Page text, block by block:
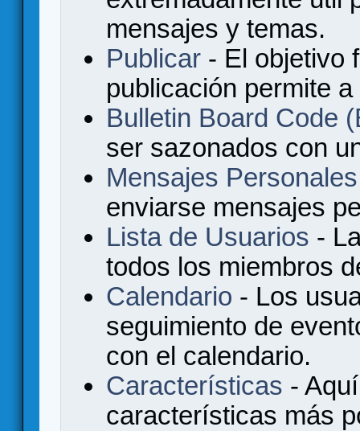
mensajes y temas.
Publicar - El objetivo
publicación permite
Bulletin Board Code
ser sazonados con
Mensajes Personales
enviarse mensajes
Lista de Usuarios -
todos los miembros
Calendario - Los
seguimiento de
con el calendario.
Características -
características más